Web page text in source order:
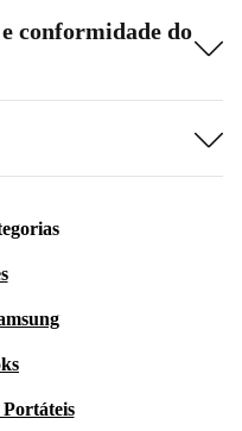
conformidade do